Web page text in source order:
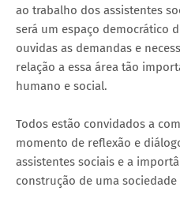
ao trabalho dos assistentes
será um espaço democrático
ouvidas as demandas e
relação a essa área tão
humano e social.
Todos estão convidados a
momento de reflexão e
assistentes sociais e a
construção de uma